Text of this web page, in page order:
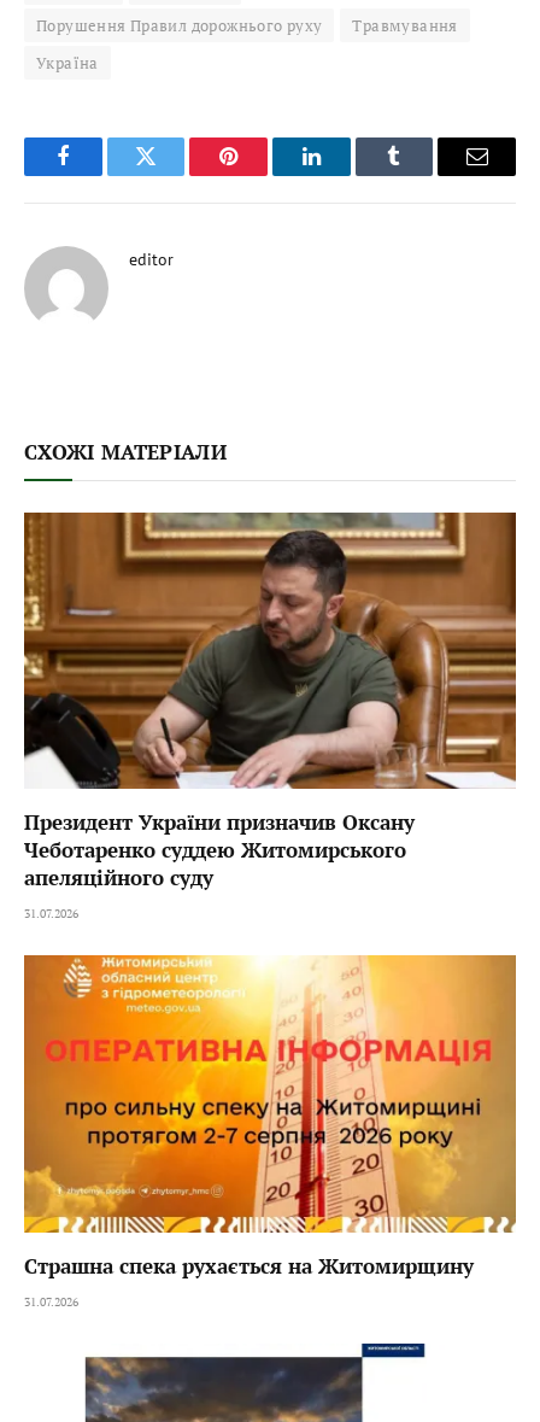
Порушення Правил дорожнього руху
Травмування
Україна
FacebookTwitter Pinterest LinkedInTumblr Email
editor
СХОЖІ МАТЕРІАЛИ
Президент України призначив Оксану
Чеботаренко суддею Житомирського
апеляційного суду
31.07.2026
Страшна спека рухається на Житомирщину
31.07.2026